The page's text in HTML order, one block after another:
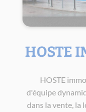
HOSTE
HOSTE
d'équipe
dans la vente, la